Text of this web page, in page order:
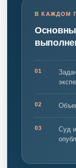
В КАЖДОМ
01
02
03
Суд